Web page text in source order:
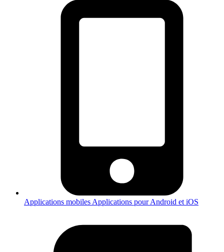
Applications mobiles Applications pour Android et iOS